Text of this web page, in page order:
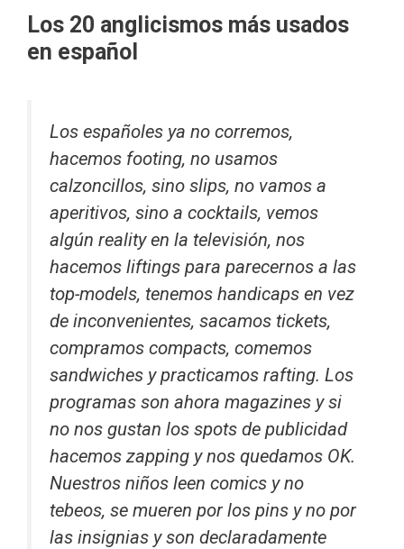
Los 20 anglicismos más usados
en español
Los españoles ya no corremos,
hacemos footing, no usamos
calzoncillos, sino slips, no vamos a
aperitivos, sino a cocktails, vemos
algún realityen la televisión, nos
hacemos liftings para parecernos a las
top-models, tenemos handicaps en vez
de inconvenientes, sacamos tickets,
compramos compacts, comemos
sandwiches y practicamos rafting. Los
programas son ahora magazines y si
no nos gustan los spots de publicidad
hacemos zapping y nos quedamos OK.
Nuestros niños leen comics y no
tebeos, se mueren por los pins y no por
las insignias y son declaradamente